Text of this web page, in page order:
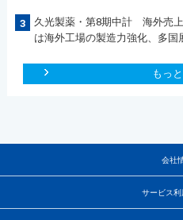
3
久光製薬・第8期中計 海外売
は海外工場の製造力強化、多国
もっ
会社
サービス利